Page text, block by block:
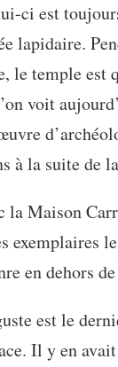
ci est
lapidaire.
le temple est
voit
à la suite de
la Maison
exemplaires
en dehors
est le
Il y en